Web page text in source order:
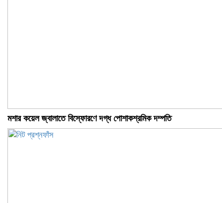
মশার কয়েল জ্বালাতে বিস্ফোরণে দগ্ধ পোশাকশ্রমিক দম্পতি